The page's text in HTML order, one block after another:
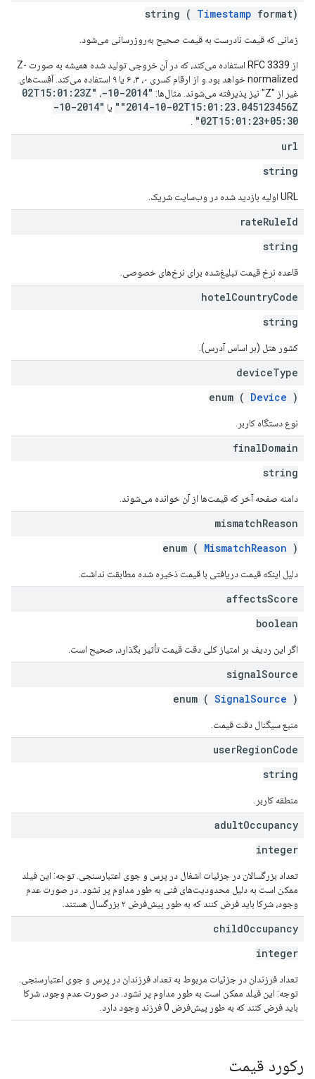
string ( Timestamp format)
زمانی که قیمت نادرست به قیمت صحیح به‌روزرسانی می‌شود.
از RFC 3339 استفاده می‌کند، که در آن خروجی تولید شده همیشه به صورت Z-
normalized خواهد بود و از ارقام کسری ۰، ۳، ۶ یا ۹ استفاده می‌کند. آفست‌های
غیر از "Z" نیز پذیرفته می‌شوند. مثال‌ها:
"2014-10-02T15:01:23Z" ،
"2014-10-02T15:01:23.045123456Z" یا
"2014-10-
02T15:01:23+05:30"
url
string
URL اولیه بازدید شده در وب‌سایت شریک.
rateRuleId
string
قاعده نرخ قیمت تبلیغ‌شده برای نرخ‌های خصوصی.
hotelCountryCode
string
کشور هتل (بر اساس آدرس).
deviceType
enum ( Device )
نوع دستگاه کاربر.
finalDomain
string
دامنه صفحه آخر که قیمت‌ها از آن خوانده می‌شوند.
mismatchReason
enum ( MismatchReason )
دلیل اینکه قیمت دریافتی با قیمت ذخیره شده مطابقت نداشت.
affectsScore
boolean
اگر این ردیف بر امتیاز کلی دقت قیمت تأثیر بگذارد، صحیح است.
signalSource
enum ( SignalSource )
منبع سیگنال دقت قیمت.
userRegionCode
string
منطقه کاربر.
adultOccupancy
integer
تعداد بزرگسالان در جزئیات اشغال در پرس و جوی اعتبارسنجی. توجه: این فیلد
ممکن است به دلیل محدودیت‌های فنی به طور مداوم پر نشود. در صورت عدم
وجود، شرکا باید فرض کنند که به طور پیش‌فرض ۲ بزرگسال هستند.
childOccupancy
integer
تعداد فرزندان در جزئیات مربوط به تعداد فرزندان در پرس و جوی اعتبارسنجی.
توجه: این فیلد ممکن است به طور مداوم پر نشود. در صورت عدم وجود، شرکا
باید فرض کنند که به طور پیش‌فرض 0 فرزند وجود دارد.
رکورد قیمت